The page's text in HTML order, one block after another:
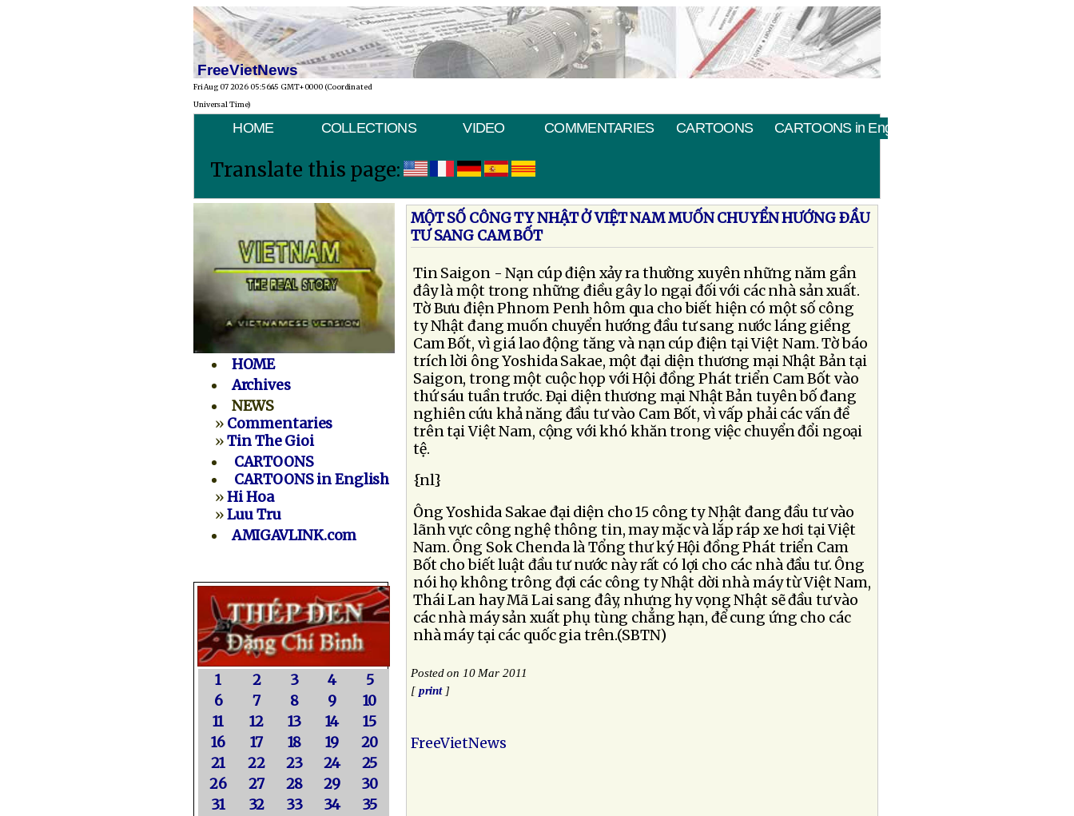
FreeVietNews
Fri Aug 07 2026 05:56:45 GMT+0000 (Coordinated
Universal Time)
HOME COLLECTIONS VIDEO COMMENTARIES CARTOONS CARTOONS in English
Translate this page:
HOME
Archives
NEWS
» Commentaries
»Tin The Gioi
CARTOONS
CARTOONS in English
»Hi Hoa
»Luu Tru
AMIGAVLINK.com
1 2 3 4
5
6
7 8 9
10
11
12 13 14
15
16
17 18 19
20
21
22 23 24
25
26
27 28 29
30
31
32 33 34
35
MỘT SỐ CÔNG TY NHẬT Ở VIỆT NAM MUỐN CHUYỂN HƯỚNG ÐẦU
TƯ SANG CAM BỐT
Tin Saigon - Nạn cúp điện xảy ra thường xuyên những năm gần
đây là một trong những điều gây lo ngại đối với các nhà sản xuất.
Tờ Bưu điện Phnom Penh hôm qua cho biết hiện có một số công
ty Nhật đang muốn chuyển hướng đầu tư sang nước láng giềng
Cam Bốt, vì giá lao động tăng và nạn cúp điện tại Việt Nam. Tờ báo
trích lời ông Yoshida Sakae, một đại diện thương mại Nhật Bản tại
Saigon, trong một cuộc họp với Hội đồng Phát triển Cam Bốt vào
thứ sáu tuần trước. Ðại diện thương mại Nhật Bản tuyên bố đang
nghiên cứu khả năng đầu tư vào Cam Bốt, vì vấp phải các vấn đề
trên tại Việt Nam, cộng với khó khăn trong việc chuyển đổi ngoại
tệ.
{nl}
Ông Yoshida Sakae đại diện cho 15 công ty Nhật đang đầu tư vào
lãnh vực công nghệ thông tin, may mặc và lắp ráp xe hơi tại Việt
Nam. Ông Sok Chenda là Tổng thư ký Hội đồng Phát triển Cam
Bốt cho biết luật đầu tư nước này rất có lợi cho các nhà đầu tư. Ông
nói họ không trông đợi các công ty Nhật dời nhà máy từ Việt Nam,
Thái Lan hay Mã Lai sang đây, nhưng hy vọng Nhật sẽ đầu tư vào
các nhà máy sản xuất phụ tùng chẳng hạn, để cung ứng cho các
nhà máy tại các quốc gia trên.(SBTN)
Posted on 10 Mar 2011
[print]
FreeVietNews